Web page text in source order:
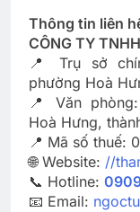
Thông tin liên
CÔNG TY
📍 Trụ sở
phường Hoà
📍 Văn
Hoà Hưng,
📍 Mã số thuế:
🌐 Website: //
📞 Hotline:
📧 Email: